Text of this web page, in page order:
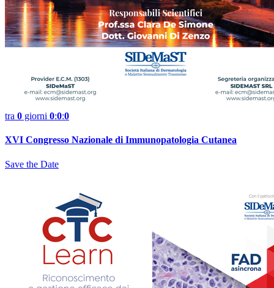
tra 0 giorni 0:0:0
XVI Congresso Nazionale di Immunopatologia Cutanea
Save the Date